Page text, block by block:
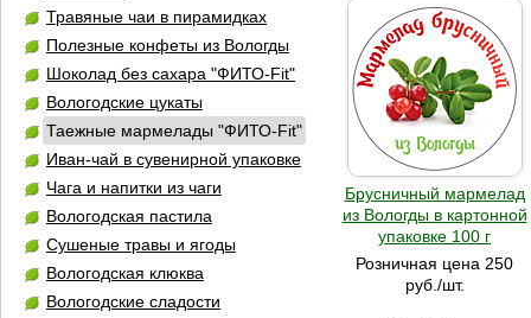
Травяные чаи в пирамидках
Полезные конфеты из Вологды
Шоколад без сахара "ФИТО-Fit"
Вологодские цукаты
Таежные мармелады "ФИТО-Fit"
Иван-чай в сувенирной упаковке
Чага и напитки из чаги
Вологодская пастила
Сушеные травы и ягоды
Вологодская клюква
Вологодские сладости
Брусничный мармелад
из Вологды в картонной
упаковке 100 г
Розничная цена 250
руб./шт.